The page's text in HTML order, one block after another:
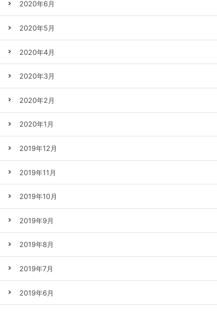
2020年6月
2020年5月
2020年4月
2020年3月
2020年2月
2020年1月
2019年12月
2019年11月
2019年10月
2019年9月
2019年8月
2019年7月
2019年6月